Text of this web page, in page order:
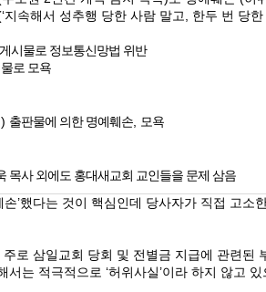
지속해서 성추행 당한 사람 말고
한두 번 당
시물로 정보통신망법 위반
로 모욕
) 출판물에 의한 명예훼손 모욕
목사 외에도 홍대새교회 교인들을 문제 삼음
손’했다는 것이 핵심인데 당사자가 직접 고소
로 삼일교회 당회 및 전별금 지급에 관련된
서는 적극적으로‘허위사실’이라 하지 않고